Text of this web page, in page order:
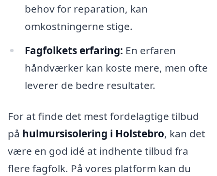
behov for reparation, kan
omkostningerne stige.
Fagfolkets erfaring: En erfaren
håndværker kan koste mere, men ofte
leverer de bedre resultater.
For at finde det mest fordelagtige tilbud
på hulmursisolering i Holstebro, kan det
være en god idé at indhente tilbud fra
flere fagfolk. På vores platform kan du